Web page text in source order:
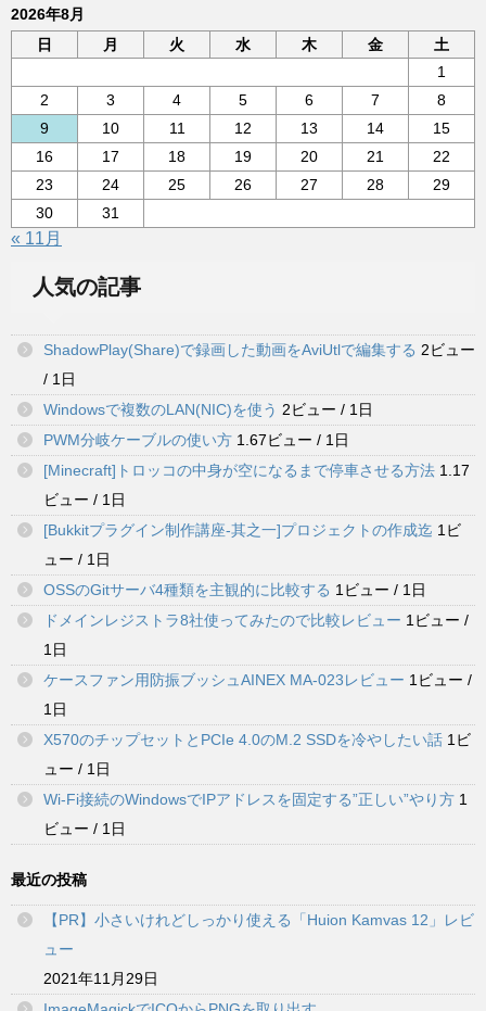
2026年8月
日
月 火 水 木 金
土
1
2
3 4 5 6 7
8
9
10 11 12 13 14
15
16
17 18 19 20 21
22
23
24 25 26 27 28
29
30
31
« 11月
人気の記事
ShadowPlay(Share)で録画した動画をAviUtlで編集する 2ビュー
/ 1日
Windowsで複数のLAN(NIC)を使う 2ビュー / 1日
PWM分岐ケーブルの使い方 1.67ビュー / 1日
[Minecraft]トロッコの中身が空になるまで停車させる方法 1.17
ビュー / 1日
[Bukkitプラグイン制作講座-其之一]プロジェクトの作成迄 1ビ
ュー / 1日
OSSのGitサーバ4種類を主観的に比較する 1ビュー / 1日
ドメインレジストラ8社使ってみたので比較レビュー 1ビュー /
1日
ケースファン用防振ブッシュAINEX MA-023レビュー 1ビュー /
1日
X570のチップセットとPCIe 4.0のM.2 SSDを冷やしたい話 1ビ
ュー / 1日
Wi-Fi接続のWindowsでIPアドレスを固定する”正しい”やり方 1
ビュー / 1日
最近の投稿
【PR】小さいけれどしっかり使える「Huion Kamvas 12」レビ
ュー
2021年11月29日